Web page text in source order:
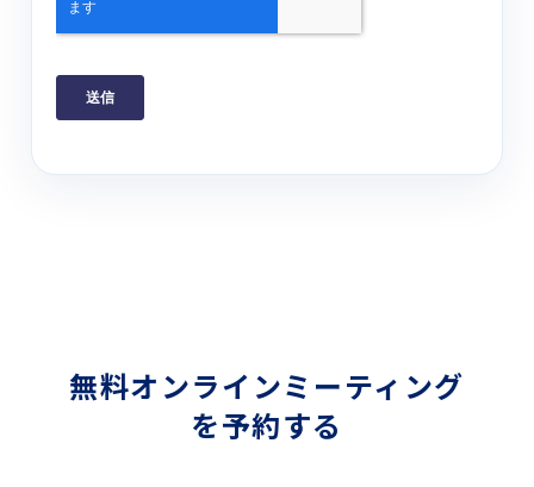
無料オンラインミーティング
を予約する